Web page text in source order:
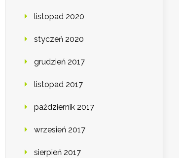
listopad 2020
styczeń 2020
grudzień 2017
listopad 2017
październik 2017
wrzesień 2017
sierpień 2017